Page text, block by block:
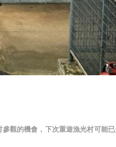
觀的機會，下次重遊漁光村可能已